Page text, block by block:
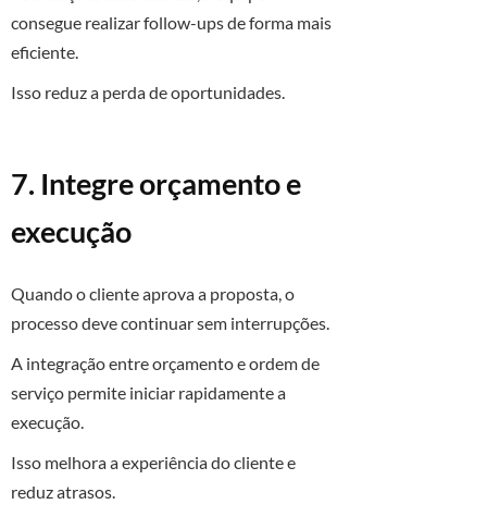
consegue realizar follow-ups de forma mais
eficiente.
Isso reduz a perda de oportunidades.
7. Integre orçamento e
execução
Quando o cliente aprova a proposta, o
processo deve continuar sem interrupções.
A integração entre orçamento e ordem de
serviço permite iniciar rapidamente a
execução.
Isso melhora a experiência do cliente e
reduz atrasos.